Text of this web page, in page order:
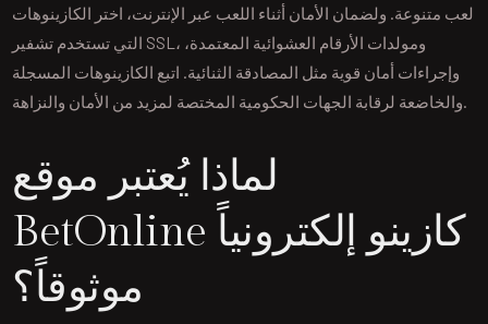
لعب متنوعة. ولضمان الأمان أثناء اللعب عبر الإنترنت، اختر الكازينوهات
التي تستخدم تشفير SSL، ومولدات الأرقام العشوائية المعتمدة،
وإجراءات أمان قوية مثل المصادقة الثنائية. اتبع الكازينوهات المسجلة
والخاضعة لرقابة الجهات الحكومية المختصة لمزيد من الأمان والنزاهة.
لماذا يُعتبر موقع
BetOnline كازينو إلكترونياً
موثوقاً؟